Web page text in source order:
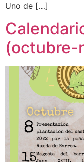
Uno de […]
(octubre-